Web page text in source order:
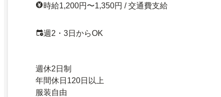
時給1,200円〜1,350円 / 交通費支給
週2・3日からOK
週休2日制
年間休日120日以上
服装自由